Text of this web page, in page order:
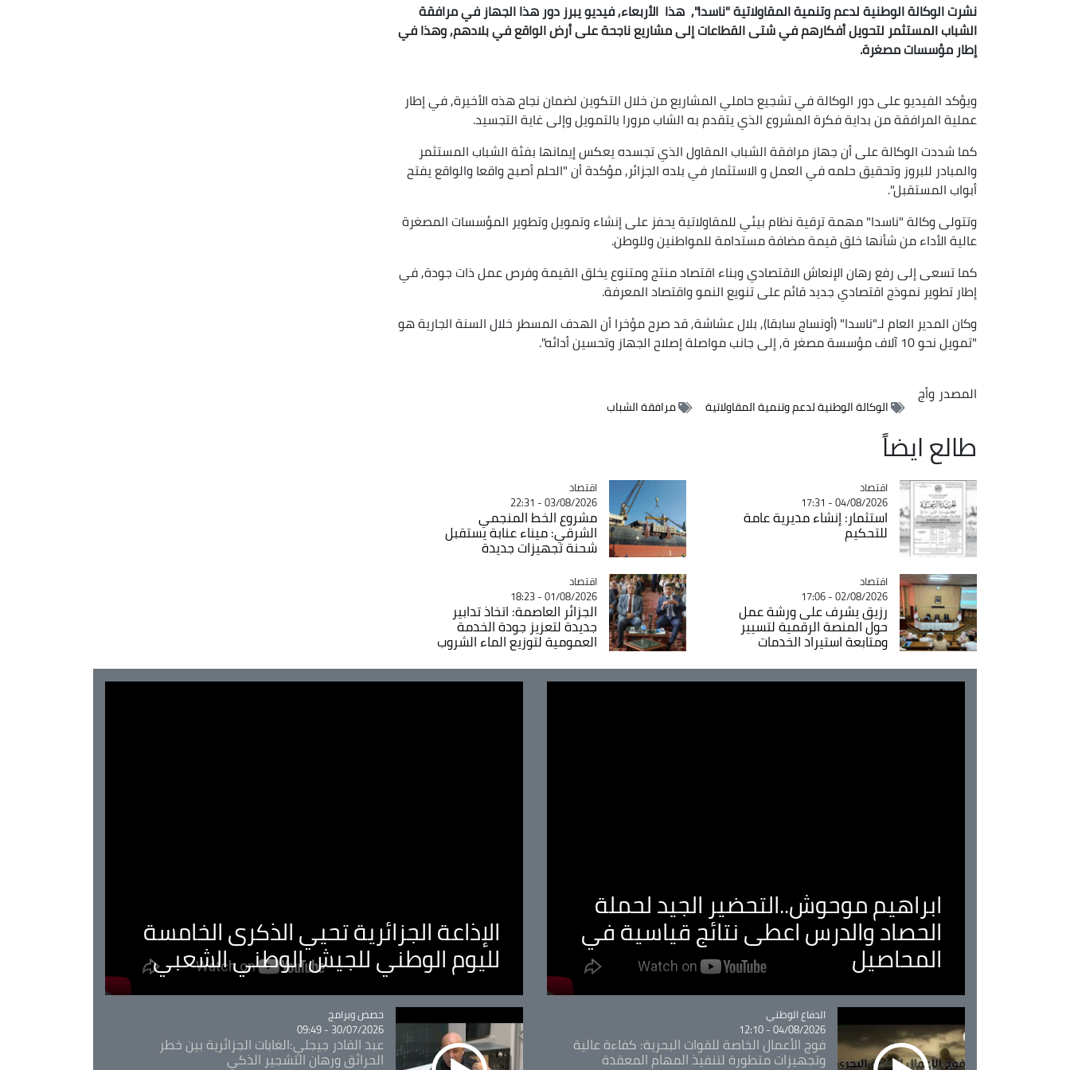
نشرت الوكالة الوطنية لدعم وتنمية المقاولاتية "ناسدا", هذا الأربعاء, فيديو يبرز دور هذا الجهاز في مرافقة
الشباب المستثمر لتحويل أفكارهم في شتى القطاعات إلى مشاريع ناجحة على أرض الواقع في بلادهم, وهذا في
إطار مؤسسات مصغرة.
ويؤكد الفيديو على دور الوكالة في تشجيع حاملي المشاريع من خلال التكوين لضمان نجاح هذه الأخيرة, في إطار
عملية المرافقة من بداية فكرة المشروع الذي يتقدم به الشاب مرورا بالتمويل وإلى غاية التجسيد.
كما شددت الوكالة على أن جهاز مرافقة الشباب المقاول الذي تجسده يعكس إيمانها بفئة الشباب المستثمر
والمبادر للبروز وتحقيق حلمه في العمل و الاستثمار في بلده الجزائر, مؤكدة أن "الحلم أصبح واقعا والواقع يفتح
أبواب المستقبل".
وتتولى وكالة "ناسدا" مهمة ترقية نظام بيئي للمقاولاتية يحفز على إنشاء وتمويل وتطوير المؤسسات المصغرة
عالية الأداء من شأنها خلق قيمة مضافة مستدامة للمواطنين وللوطن.
كما تسعى إلى رفع رهان الإنعاش الاقتصادي وبناء اقتصاد منتج ومتنوع يخلق القيمة وفرص عمل ذات جودة, في
إطار تطوير نموذج اقتصادي جديد قائم على تنويع النمو واقتصاد المعرفة.
وكان المدير العام لـ"ناسدا" (أونساج سابقا), بلال عشاشة, قد صرح مؤخرا أن الهدف المسطر خلال السنة الجارية هو
"تمويل نحو 10 آلاف مؤسسة مصغر ة, إلى جانب مواصلة إصلاح الجهاز وتحسين أدائه".
المصدر وأج
الوكالة الوطنية لدعم وتنمية المقاولاتية مرافقة الشباب
طالع ايضاً
Catégorie
اقتصاد
04/08/2026 - 17:31
استثمار: إنشاء مديرية عامة
للتحكيم
Catégorie
اقتصاد
03/08/2026 - 22:31
مشروع الخط المنجمي
الشرقي: ميناء عنابة يستقبل
شحنة تجهيزات جديدة
Catégorie
اقتصاد
02/08/2026 - 17:06
رزيق يشرف على ورشة عمل
حول المنصة الرقمية لتسيير
ومتابعة استيراد الخدمات
Catégorie
اقتصاد
01/08/2026 - 18:23
الجزائر العاصمة: اتخاذ تدابير
جديدة لتعزيز جودة الخدمة
العمومية لتوزيع الماء الشروب
ابراهيم موحوش..التحضير الجيد لحملة
الحصاد والدرس اعطى نتائج قياسية في
المحاصيل
الإذاعة الجزائرية تحيي الذكرى الخامسة
لليوم الوطني للجيش الوطني الشعبي
Catégorie
الدفاع الوطني
04/08/2026 - 12:10
فوج الأعمال الخاصة للقوات البحرية: كفاءة عالية
وتجهيزات متطورة لتنفيذ المهام المعقدة
Catégorie
حصص وبرامج
30/07/2026 - 09:49
عبد القادر جيجلي:الغابات الجزائرية بين خطر
الحرائق ورهان التشجير الذكي